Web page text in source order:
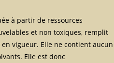
à partir de ressources
et non toxiques, remplit
vigueur. Elle ne contient aucun
Elle est donc